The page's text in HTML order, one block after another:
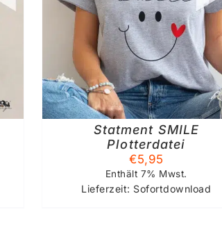
Statment SMILE
Plotterdatei
€5,95
Enthält 7% Mwst.
Lieferzeit: Sofortdownload
AUSFÜHRUNG WÄHLEN
DETAILS